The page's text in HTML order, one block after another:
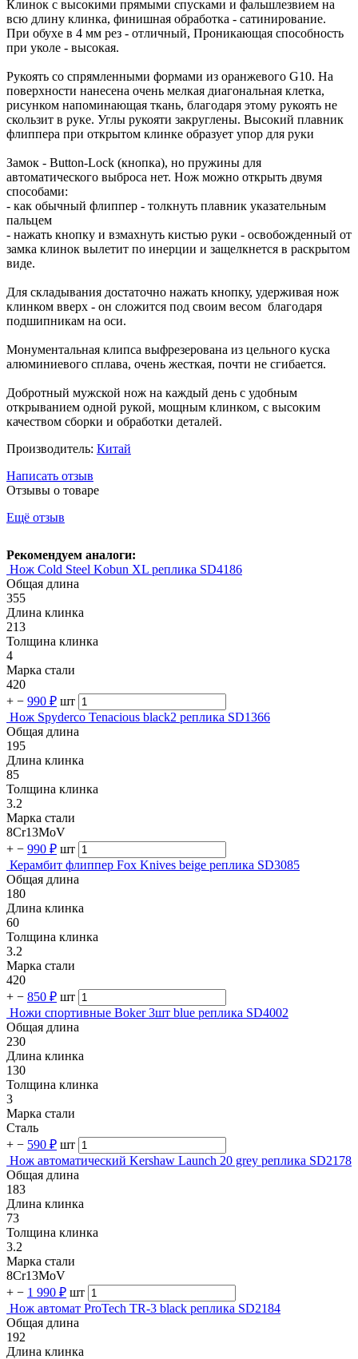
Клинок с высокими прямыми спусками и фальшлезвием на
всю длину клинка, финишная обработка - сатинирование.
При обухе в 4 мм рез - отличный, Проникающая способность
при уколе - высокая.
Рукоять со спрямленными формами из оранжевого G10. На
поверхности нанесена очень мелкая диагональная клетка,
рисунком напоминающая ткань, благодаря этому рукоять не
скользит в руке. Углы рукояти закруглены. Высокий плавник
флиппера при открытом клинке образует упор для руки
Замок - Button-Lock (кнопка), но пружины для
автоматического выброса нет. Нож можно открыть двумя
способами:
- как обычный флиппер - толкнуть плавник указательным
пальцем
- нажать кнопку и взмахнуть кистью руки - освобожденный от
замка клинок вылетит по инерции и защелкнется в раскрытом
виде.
Для складывания достаточно нажать кнопку, удерживая нож
клинком вверх - он сложится под своим весом благодаря
подшипникам на оси.
Монументальная клипса выфрезерована из цельного куска
алюминиевого сплава, очень жесткая, почти не сгибается.
Добротный мужской нож на каждый день с удобным
открыванием одной рукой, мощным клинком, с высоким
качеством сборки и обработки деталей.
Производитель: Китай
Написать отзыв
Отзывы о товаре
Ещё отзыв
Рекомендуем аналоги:
Нож Cold Steel Kobun XL реплика SD4186
Общая длина
355
Длина клинка
213
Толщина клинка
4
Марка стали
420
+ − 990 ₽ шт
Нож Spyderco Tenacious black2 реплика SD1366
Общая длина
195
Длина клинка
85
Толщина клинка
3.2
Марка стали
8Cr13MoV
+ − 990 ₽ шт
Керамбит флиппер Fox Knives beige реплика SD3085
Общая длина
180
Длина клинка
60
Толщина клинка
3.2
Марка стали
420
+ − 850 ₽ шт
Ножи спортивные Boker 3шт blue реплика SD4002
Общая длина
230
Длина клинка
130
Толщина клинка
3
Марка стали
Сталь
+ − 590 ₽ шт
Нож автоматический Kershaw Launch 20 grey реплика SD2178
Общая длина
183
Длина клинка
73
Толщина клинка
3.2
Марка стали
8Cr13MoV
+ − 1 990 ₽ шт
Нож автомат ProTech TR-3 black реплика SD2184
Общая длина
192
Длина клинка